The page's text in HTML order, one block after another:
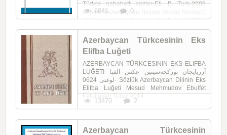
Türkce qabahetli sözler-Eli. B. Turk-2008
0254-(7)Azerbaycan Bayqal (Arqo) Sözlüyü)
(Türkçe qabahatli sözler)(Eli.B.Türk)(2008)
0254-(1-arqo)Qadın ARQO sözlüyü ...
9841 0
Azerbaycan Türkcesinin Eks
Elifba Luğeti
AZERBAYCAN TÜRKCESININ EKS ELIFBA
LUĞETI آزربایجان تورکجه‌سینین عکس الفبا
لوغتی 0624- Sözlük Azerbaycan Dilinin Eks
Elifba Luğeti Mesud Mehmudov Ebulfet
13470 2
Azerbaycan Türkcesinin